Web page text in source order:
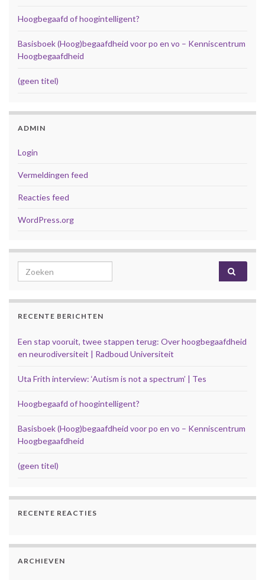
Hoogbegaafd of hoogintelligent?
Basisboek (Hoog)begaafdheid voor po en vo – Kenniscentrum
Hoogbegaafdheid
(geen titel)
ADMIN
Login
Vermeldingen feed
Reacties feed
WordPress.org
Search for:
RECENTE BERICHTEN
Een stap vooruit, twee stappen terug: Over hoogbegaafdheid
en neurodiversiteit | Radboud Universiteit
Uta Frith interview: ‘Autism is not a spectrum’ | Tes
Hoogbegaafd of hoogintelligent?
Basisboek (Hoog)begaafdheid voor po en vo – Kenniscentrum
Hoogbegaafdheid
(geen titel)
RECENTE REACTIES
ARCHIEVEN